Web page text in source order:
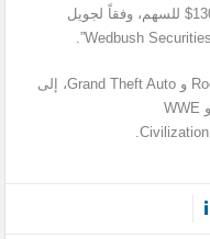
التي من شأنها أن تجعل قيمة الشركة عند 130$ للسهم، وفقاً لجويل
وتعتبر Take-Two Interactive موطن Rockstar و Grand Theft Auto، إلى
جانب سلاسل أخرى ضخمة مثل Bioshock و WWE